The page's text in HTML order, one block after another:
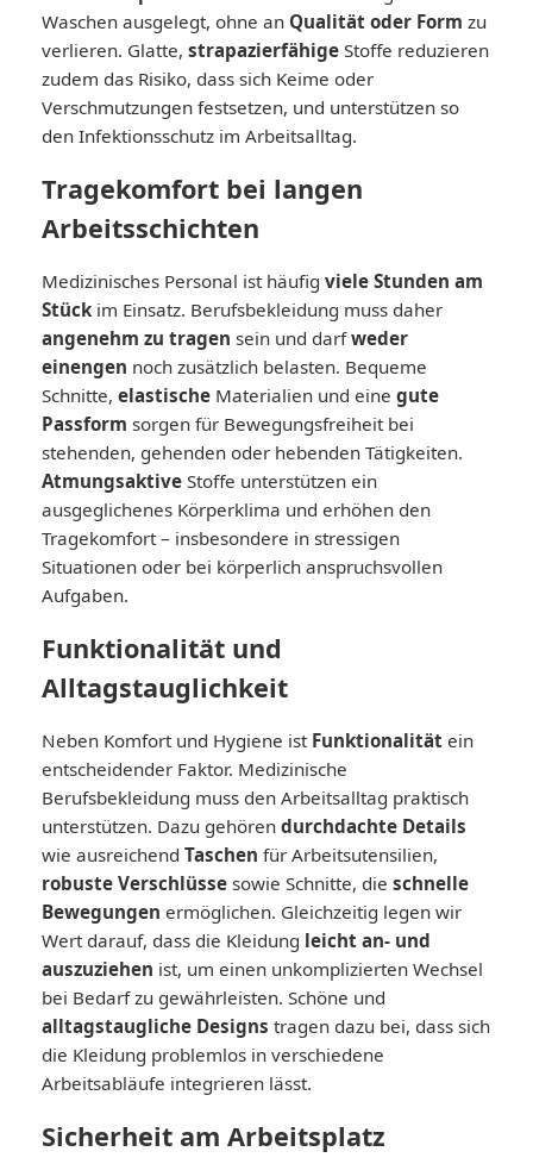
Waschen ausgelegt, ohne an Qualität oder Form zu
verlieren. Glatte, strapazierfähige Stoffe reduzieren
zudem das Risiko, dass sich Keime oder
Verschmutzungen festsetzen, und unterstützen so
den Infektionsschutz im Arbeitsalltag.
Tragekomfort bei langen
Arbeitsschichten
Medizinisches Personal ist häufig viele Stunden am
Stück im Einsatz. Berufsbekleidung muss daher
angenehm zu tragen sein und darfweder
einengen noch zusätzlich belasten. Bequeme
Schnitte, elastische Materialien und eine gute
Passform sorgen für Bewegungsfreiheit bei
stehenden, gehenden oder hebenden Tätigkeiten.
Atmungsaktive Stoffe unterstützen ein
ausgeglichenes Körperklima und erhöhen den
Tragekomfort – insbesondere in stressigen
Situationen oder bei körperlich anspruchsvollen
Aufgaben.
Funktionalität und
Alltagstauglichkeit
Neben Komfort und Hygiene ist Funktionalität ein
entscheidender Faktor. Medizinische
Berufsbekleidung muss den Arbeitsalltag praktisch
unterstützen. Dazu gehören durchdachte Details
wie ausreichend Taschen für Arbeitsutensilien,
robuste Verschlüsse sowie Schnitte, die schnelle
Bewegungen ermöglichen. Gleichzeitig legen wir
Wert darauf, dass die Kleidung leicht an- und
auszuziehen ist, um einen unkomplizierten Wechsel
bei Bedarf zu gewährleisten. Schöne und
alltagstaugliche Designs tragen dazu bei, dass sich
die Kleidung problemlos in verschiedene
Arbeitsabläufe integrieren lässt.
Sicherheit am Arbeitsplatz